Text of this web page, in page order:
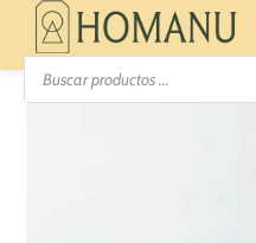
Búsqueda
productos